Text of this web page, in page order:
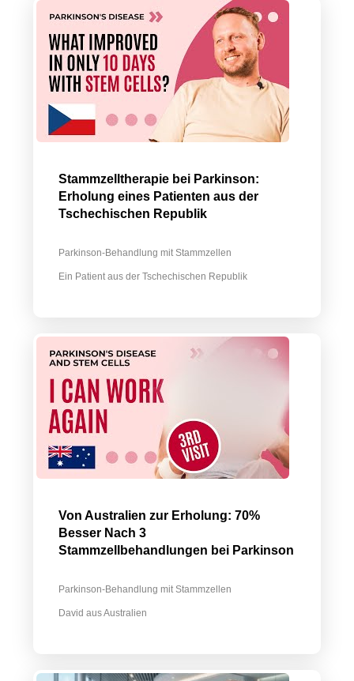
Stammzelltherapie bei Parkinson:
Erholung eines Patienten aus der
Tschechischen Republik
Parkinson-Behandlung mit Stammzellen
Ein Patient aus der Tschechischen Republik
Von Australien zur Erholung: 70%
Besser Nach 3
Stammzellbehandlungen bei Parkinson
Parkinson-Behandlung mit Stammzellen
David aus Australien